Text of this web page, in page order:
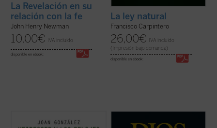
La Revelación en su
relación con la fe
John Henry Newman
10,00€ IVA incluido
disponible en ebook:
La ley natural
Francisco Carpintero
26,00€
IVA incluido
(Impresión bajo demanda)
disponible en ebook:
filosofía del siglo XX ha levantado sobre el
naturaleza de Dios» (Manuel II Paleólogo)